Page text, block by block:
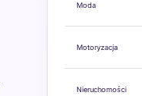
Moda
Motoryzacja
Nieruchomości